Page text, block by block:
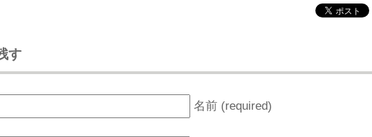
す
名前 (required)